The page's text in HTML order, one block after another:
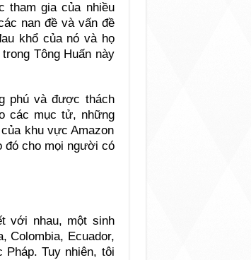
tham gia của nhiều
nan đề và vấn đề
khổ của nó và họ
Tông Huấn này
phú và được thách
các mục tử, những
khu vực Amazon
đó cho mọi người có
với nhau, một sinh
Colombia, Ecuador,
Pháp. Tuy nhiên, tôi